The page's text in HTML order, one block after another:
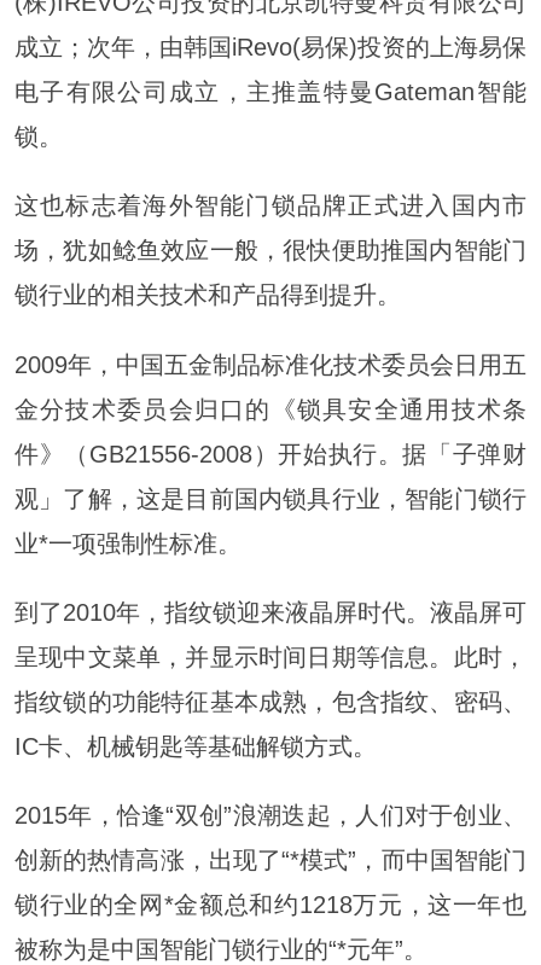
成立；次年，由韩国iRevo(易保)投资的上海易保
电子有限公司成立，主推盖特曼Gateman智能
锁。
这也标志着海外智能门锁品牌正式进入国内市
场，犹如鲶鱼效应一般，很快便助推国内智能门
锁行业的相关技术和产品得到提升。
2009年，中国五金制品标准化技术委员会日用五
金分技术委员会归口的《锁具安全通用技术条
件》（GB21556-2008）开始执行。据「子弹财
观」了解，这是目前国内锁具行业，智能门锁行
业*一项强制性标准。
到了2010年，指纹锁迎来液晶屏时代。液晶屏可
呈现中文菜单，并显示时间日期等信息。此时，
指纹锁的功能特征基本成熟，包含指纹、密码、
IC卡、机械钥匙等基础解锁方式。
2015年，恰逢“双创”浪潮迭起，人们对于创业、
创新的热情高涨，出现了“*模式”，而中国智能门
锁行业的全网*金额总和约1218万元，这一年也
被称为是中国智能门锁行业的“*元年”。